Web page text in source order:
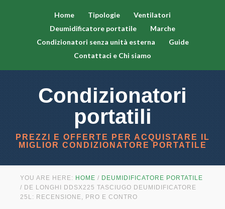
Home Tipologie
Ventilatori
Deumidificatore portatile
Marche
Condizionatori senza unità esterna
Guide
Contattaci e Chi siamo
Condizionatori
portatili
PREZZI E OFFERTE PER ACQUISTARE IL
MIGLIOR CONDIZIONATORE PORTATILE
YOU ARE HERE: HOME / DEUMIDIFICATORE PORTATILE
/ DE LONGHI DDSX225 TASCIUGO DEUMIDIFICATORE
25L: RECENSIONE, PRO E CONTRO